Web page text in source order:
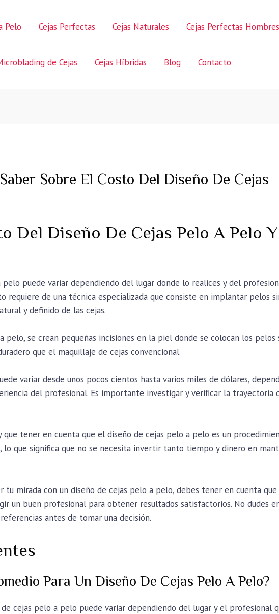
Pelo Cejas Perfectas Cejas Naturales Cejas Perfectas Hombres
de Cejas Cejas Híbridas Blog Contacto
Sobre El Costo Del Diseño De Cejas
Del Diseño De Cejas Pelo A Pelo
puede variar dependiendo del lugar donde lo realices y del
requiere de una técnica especializada que consiste en implantar pelos
y definido de las cejas.
se crean pequeñas incisiones en la piel donde se colocan los
que el maquillaje de cejas convencional.
variar desde unos pocos cientos hasta varios miles de dólares,
del profesional. Es importante investigar y verificar la trayectoria
que tener en cuenta que el diseño de cejas pelo a pelo es un
lo que significa que no se necesita invertir tanto tiempo y dinero en
tu mirada con un diseño de cejas pelo a pelo, debes tener en cuenta
un buen profesional para obtener resultados satisfactorios. No dudes
antes de tomar una decisión.
Para Un Diseño De Cejas Pelo A Pelo?
cejas pelo a pelo puede variar dependiendo del lugar y el profesional